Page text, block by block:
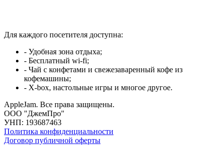
Для каждого посетителя доступна:
- Удобная зона отдыха;
- Бесплатный wi-fi;
- Чай с конфетами и свежезаваренный кофе из
кофемашины;
- X-box, настольные игры и многое другое.
AppleJam. Все права защищены.
ООО "ДжемПро"
УНП: 193687463
Политика конфиденциальности
Договор публичной оферты